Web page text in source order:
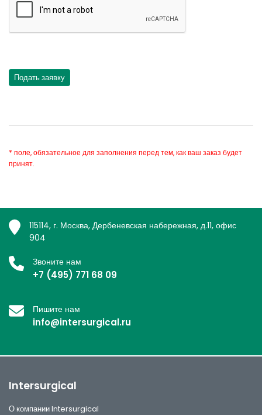
* поле, обязательное для заполнения перед тем, как ваш заказ будет
принят.
115114, г. Москва, Дербеневская набережная, д.11, офис
904
Звоните нам
+7 (495) 771 68 09
Пишите нам
info@intersurgical.ru
Intersurgical
О компании Intersurgical